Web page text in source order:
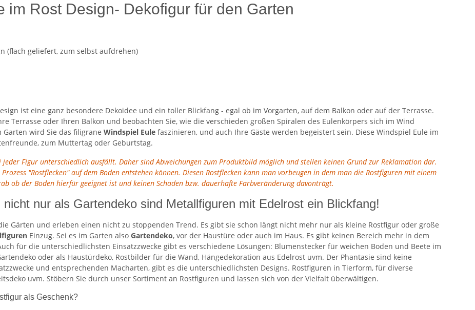
im Rost Design- Dekofigur für den Garten
(flach geliefert, zum selbst aufdrehen)
ist eine ganz besondere Dekoidee und ein toller Blickfang - egal ob im Vorgarten, auf dem Balkon oder auf der Terrasse.
Terrasse oder Ihren Balkon und beobachten Sie, wie die verschieden großen Spiralen des Eulenkörpers sich im Wind
wird Sie das filigrane Windspiel Eule faszinieren, und auch Ihre Gäste werden begeistert sein. Diese Windspiel Eule im
zum Muttertag oder Geburtstag.
Figur unterschiedlich ausfällt. Daher sind Abweichungen zum Produktbild möglich und stellen keinen Grund zur Reklamation dar.
"Rostflecken" auf dem Boden entstehen können. Diesen Rostflecken kann man vorbeugen in dem man die Rostfiguren mit einem
ob der Boden hierfür geeignet ist und keinen Schaden bzw. dauerhafte Farbveränderung davonträgt.
nur als Gartendeko sind Metallfiguren mit Edelrost ein Blickfang!
Gärten und erleben einen nicht zu stoppenden Trend. Es gibt sie schon längt nicht mehr nur als kleine Rostfigur oder große
Einzug. Sei es im Garten also Gartendeko, vor der Haustüre oder auch im Haus. Es gibt keinen Bereich mehr in dem
für die unterschiedlichsten Einsatzzwecke gibt es verschiedene Lösungen: Blumenstecker für weichen Boden und Beete im
oder als Haustürdeko, Rostbilder für die Wand, Hängedekoration aus Edelrost uvm. Der Phantasie sind keine
und entsprechenden Macharten, gibt es die unterschiedlichsten Designs. Rostfiguren in Tierform, für diverse
uvm. Stöbern Sie durch unser Sortiment an Rostfiguren und lassen sich von der Vielfalt überwältigen.
als Geschenk?